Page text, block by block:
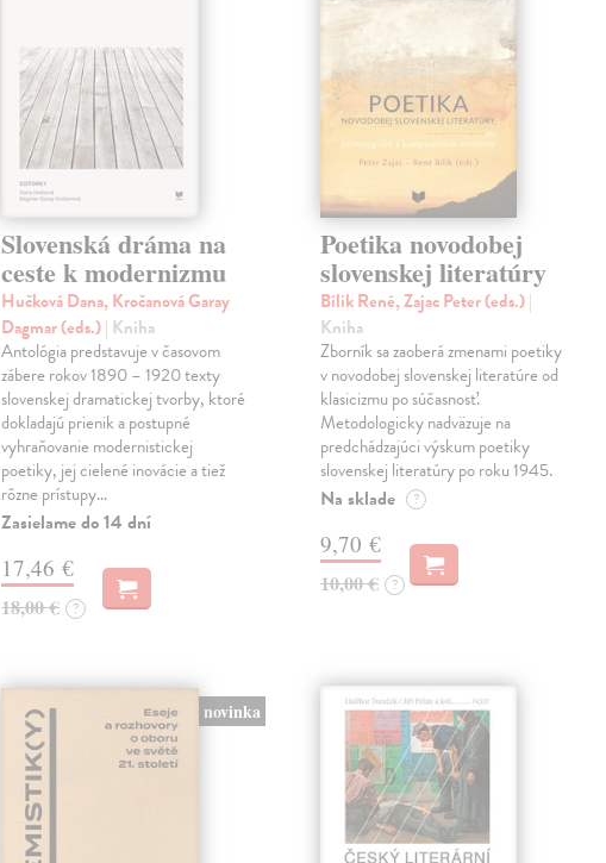
Slovenská dráma na
ceste k modernizmu
Hučková Dana, Kročanová Garay
Dagmar (eds.)| Kniha
Antológia predstavuje v časovom
zábere rokov 1890 – 1920 texty
slovenskej dramatickej tvorby, ktoré
dokladajú prienik a postupné
vyhraňovanie modernistickej
poetiky, jej cielené inovácie a tiež
rôzne prístupy…
Zasielame do 14 dní
17,46 €
18,00 € ?
Poetika novodobej
slovenskej literatúry
Bílik René, Zajac Peter (eds.)|
Kniha
Zborník sa zaoberá zmenami poetiky
v novodobej slovenskej literatúre od
klasicizmu po súčasnosť.
Metodologicky nadväzuje na
predchádzajúci výskum poetiky
slovenskej literatúry po roku 1945.
Na sklade ?
9,70 €
10,00 € ?
novinka